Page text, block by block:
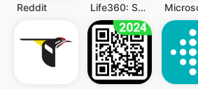
Reddit Life360: Standort teilen